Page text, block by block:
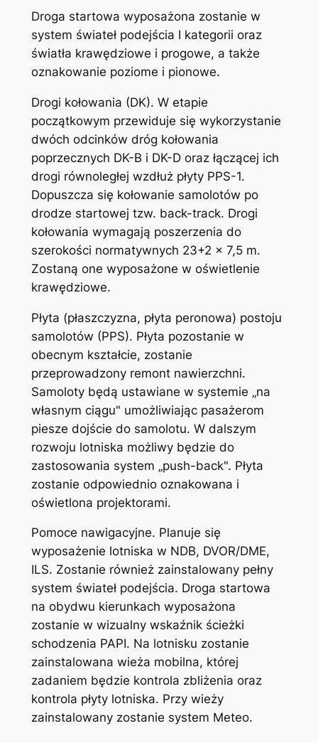
Droga startowa wyposażona zostanie w
system świateł podejścia I kategorii oraz
światła krawędziowe i progowe, a także
oznakowanie poziome i pionowe.
Drogi kołowania (DK). W etapie
początkowym przewiduje się wykorzystanie
dwóch odcinków dróg kołowania
poprzecznych DK-B i DK-D oraz łączącej ich
drogi równoległej wzdłuż płyty PPS-1.
Dopuszcza się kołowanie samolotów po
drodze startowej tzw. back-track. Drogi
kołowania wymagają poszerzenia do
szerokości normatywnych 23+2 x 7,5 m.
Zostaną one wyposażone w oświetlenie
krawędziowe.
Płyta (płaszczyzna, płyta peronowa) postoju
samolotów (PPS). Płyta pozostanie w
obecnym kształcie, zostanie
przeprowadzony remont nawierzchni.
Samoloty będą ustawiane w systemie „na
własnym ciągu" umożliwiając pasażerom
piesze dojście do samolotu. W dalszym
rozwoju lotniska możliwy będzie do
zastosowania system „push-back". Płyta
zostanie odpowiednio oznakowana i
oświetlona projektorami.
Pomoce nawigacyjne. Planuje się
wyposażenie lotniska w NDB, DVOR/DME,
ILS. Zostanie również zainstalowany pełny
system świateł podejścia. Droga startowa
na obydwu kierunkach wyposażona
zostanie w wizualny wskaźnik ścieżki
schodzenia PAPI. Na lotnisku zostanie
zainstalowana wieża mobilna, której
zadaniem będzie kontrola zbliżenia oraz
kontrola płyty lotniska. Przy wieży
zainstalowany zostanie system Meteo.